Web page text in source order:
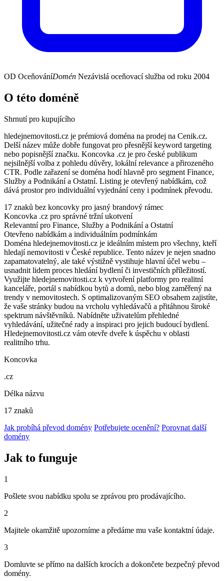
OD OceňováníDomén Nezávislá oceňovací služba od roku 2004
O této doméně
Shrnutí pro kupujícího
hledejnemovitosti.cz je prémiová doména na prodej na Cenik.cz.
Delší název může dobře fungovat pro přesnější keyword targeting
nebo popisnější značku. Koncovka .cz je pro české publikum
nejsilnější volba z pohledu důvěry, lokální relevance a přirozeného
CTR. Podle zařazení se doména hodí hlavně pro segment Finance,
Služby a Podnikání a Ostatní. Listing je otevřený nabídkám, což
dává prostor pro individuální vyjednání ceny i podmínek převodu.
17 znaků bez koncovky pro jasný brandový rámec
Koncovka .cz pro správné tržní ukotvení
Relevantní pro Finance, Služby a Podnikání a Ostatní
Otevřeno nabídkám a individuálním podmínkám
Doména hledejnemovitosti.cz je ideálním místem pro všechny, kteří
hledají nemovitosti v České republice. Tento název je nejen snadno
zapamatovatelný, ale také výstižně vystihuje hlavní účel webu –
usnadnit lidem proces hledání bydlení či investičních příležitostí.
Využijte hledejnemovitosti.cz k vytvoření platformy pro realitní
kanceláře, portál s nabídkou bytů a domů, nebo blog zaměřený na
trendy v nemovitostech. S optimalizovaným SEO obsahem zajistíte,
že vaše stránky budou na vrcholu vyhledávačů a přitáhnou široké
spektrum návštěvníků. Nabídněte uživatelům přehledné
vyhledávání, užitečné rady a inspiraci pro jejich budoucí bydlení.
Hledejnemovitosti.cz vám otevře dveře k úspěchu v oblasti
realitního trhu.
Koncovka
.cz
Délka názvu
17 znaků
Jak probíhá převod domény Potřebujete ocenění? Porovnat další
domény
Jak to funguje
1
Pošlete svou nabídku spolu se zprávou pro prodávajícího.
2
Majitele okamžitě upozorníme a předáme mu vaše kontaktní údaje.
3
Domluvte se přímo na dalších krocích a dokončete bezpečný převod
domény.